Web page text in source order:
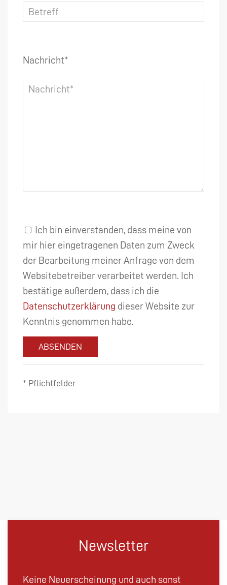
Nachricht*
Ich bin einverstanden, dass meine von
mir hier eingetragenen Daten zum Zweck
der Bearbeitung meiner Anfrage von dem
Websitebetreiber verarbeitet werden. Ich
bestätige außerdem, dass ich die
Datenschutzerklärung dieser Website zur
Kenntnis genommen habe.
ABSENDEN
* Pflichtfelder
Newsletter
Keine Neuerscheinung und auch sonst